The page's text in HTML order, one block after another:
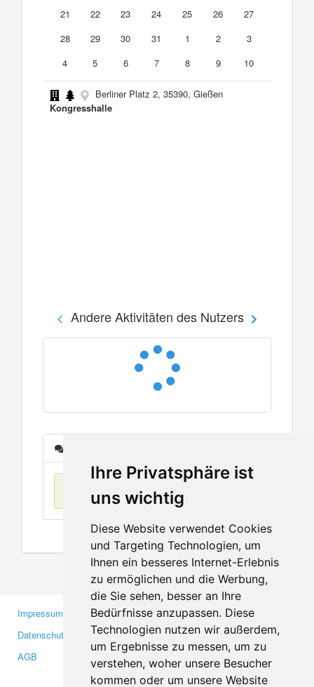
Ihre Privatsphäre ist
uns wichtig
Diese Website verwendet Cookies
und Targeting Technologien, um
Ihnen ein besseres Internet-Erlebnis
zu ermöglichen und die Werbung,
die Sie sehen, besser an Ihre
Bedürfnisse anzupassen. Diese
Technologien nutzen wir außerdem,
um Ergebnisse zu messen, um zu
verstehen, woher unsere Besucher
kommen oder um unsere Website
21
22 23 24 25 26
27
28
29 30 31 1 2
3
4
5 6 7 8 9 10
Berliner Platz 2, 35390, Gießen
Kongresshalle
Andere Aktivitäten des Nutzers
Keine Einträge
Impressum
Datenschutzerklärung
AGB
Gewerbetreibende
Investoren
Medien